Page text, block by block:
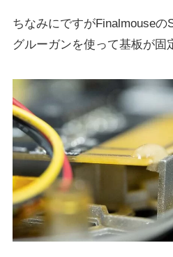
ちなみにですがFinalmouseの
グルーガンを使って基板が固